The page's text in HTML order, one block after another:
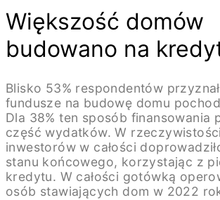
Większość domów
budowano na
Blisko 53% respondentów
fundusze na budowę domu
Dla 38% ten sposób finansowania
część wydatków. W
inwestorów w całości
stanu końcowego, korzystając z
kredytu. W całości gotówką
osób stawiających dom w 2022